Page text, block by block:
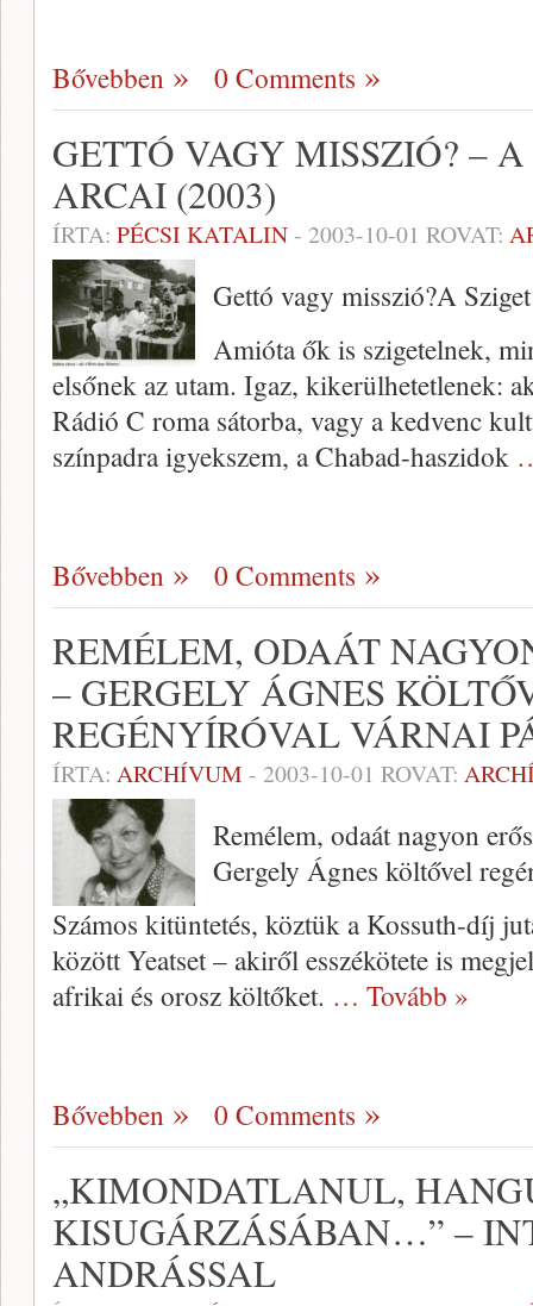
Bővebben 0 Comments
GETTÓ VAGY MISSZIÓ? –
ARCAI (2003)
ÍRTA: PÉCSI KATALIN- 2003-10-01 ROVAT:
Gettó vagy misszió?A
Amióta ők is szigetelnek,
elsőnek az utam. Igaz, kikerülhetetlenek:
Rádió C roma sátorba, vagy a kedvenc
színpadra igyekszem, a Chabad-haszidok
Bővebben 0 Comments
REMÉLEM, ODAÁT
– GERGELY ÁGNES
REGÉNYÍRÓVAL VÁRNAI
ÍRTA: ARCHÍVUM - 2003-10-01 ROVAT:
Remélem, odaát nagyon
Gergely Ágnes költővel
Számos kitüntetés, köztük a Kossuth-díj
között Yeatset – akiről esszéköte­te is
afrikai és orosz költőket. … Tovább »
Bővebben 0 Comments
„KIMONDATLANUL,
KISUGÁRZÁSÁBAN…” –
ANDRÁSSAL